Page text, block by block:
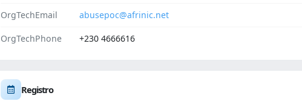
OrgTechEmail abusepoc@afrinic.net
OrgTechPhone +230 4666616
Registro